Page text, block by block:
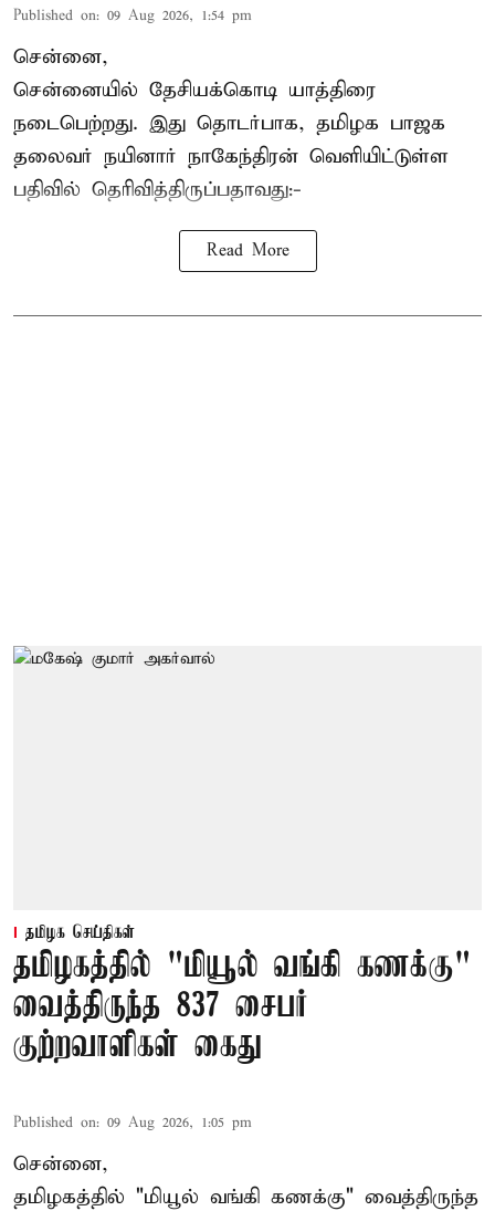
Published on: 09 Aug 2026, 1:54 pm
சென்னை,
சென்னையில் தேசியக்கொடி யாத்திரை
நடைபெற்றது. இது தொடர்பாக, தமிழக பாஜக
தலைவர் நயினார் நாகேந்திரன் வெளியிட்டுள்ள
பதிவில் தெரிவித்திருப்பதாவது:-
Read More
தமிழக செய்திகள்
தமிழகத்தில் "மியூல் வங்கி கணக்கு"
வைத்திருந்த 837 சைபர்
குற்றவாளிகள் கைது
Published on: 09 Aug 2026, 1:05 pm
சென்னை,
தமிழகத்தில் "மியூல் வங்கி கணக்கு" வைத்திருந்த